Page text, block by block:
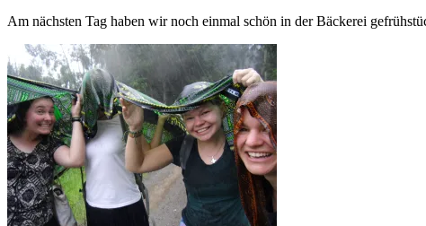
Am nächsten Tag haben wir noch einmal schön in der Bäckerei